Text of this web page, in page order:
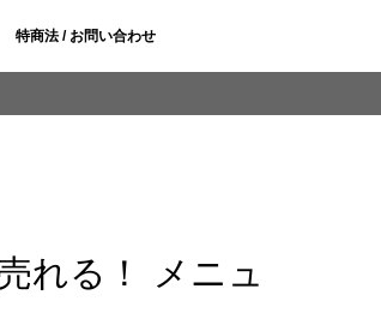
特商法 / お問い合わせ
れる！ メニュ